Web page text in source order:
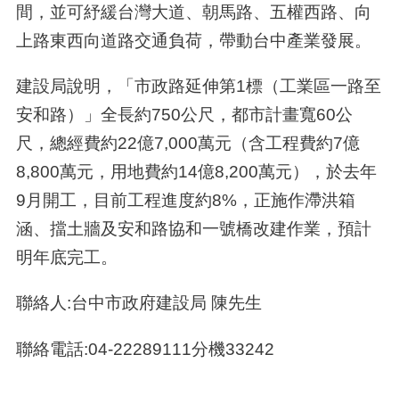
間，並可紓緩台灣大道、朝馬路、五權西路、向
上路東西向道路交通負荷，帶動台中產業發展。
建設局說明，「市政路延伸第1標（工業區一路至
安和路）」全長約750公尺，都市計畫寬60公
尺，總經費約22億7,000萬元（含工程費約7億
8,800萬元，用地費約14億8,200萬元），於去年
9月開工，目前工程進度約8%，正施作滯洪箱
涵、擋土牆及安和路協和一號橋改建作業，預計
明年底完工。
聯絡人:台中市政府建設局 陳先生
聯絡電話:04-22289111分機33242